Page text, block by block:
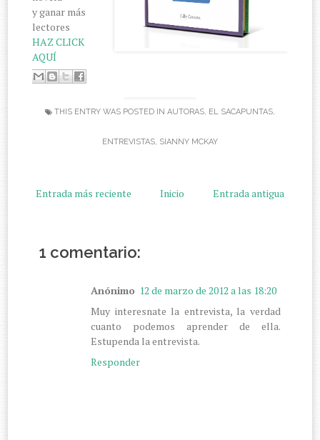
y ganar más
lectores
HAZ CLICK
AQUÍ
THIS ENTRY WAS POSTED IN AUTORAS, EL SACAPUNTAS,
ENTREVISTAS, SIANNY MCKAY
Entrada más reciente Entrada antigua
Inicio
1 comentario:
Anónimo 12 de marzo de 2012 a las 18:20
Muy interesnate la entrevista, la verdad
cuanto podemos aprender de ella.
Estupenda la entrevista.
Responder